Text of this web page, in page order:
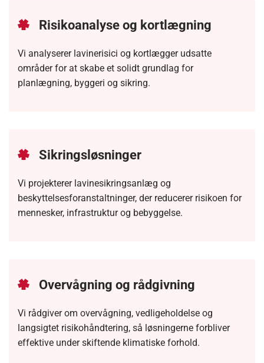
Risikoanalyse og kortlægning
Vi analyserer lavinerisici og kortlægger udsatte
områder for at skabe et solidt grundlag for
planlægning, byggeri og sikring.
Sikringsløsninger
Vi projekterer lavinesikringsanlæg og
beskyttelsesforanstaltninger, der reducerer risikoen for
mennesker, infrastruktur og bebyggelse.
Overvågning og rådgivning
Vi rådgiver om overvågning, vedligeholdelse og
langsigtet risikohåndtering, så løsningerne forbliver
effektive under skiftende klimatiske forhold.